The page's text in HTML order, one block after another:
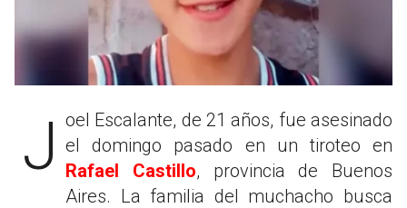
Joel Escalante, de 21 años, fue asesinado el domingo pasado en un tiroteo en
Rafael Castillo, provincia de Buenos
Aires. La familia del muchacho busca